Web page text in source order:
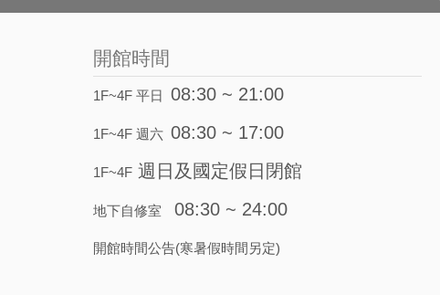
開館時間
1F~4F 平日 08:30 ~ 21:00
1F~4F 週六 08:30 ~ 17:00
1F~4F 週日及國定假日閉館
地下自修室 08:30 ~ 24:00
開館時間公告(寒暑假時間另定)